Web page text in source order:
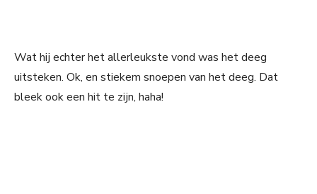
Wat hij echter het allerleukste vond was het deeg
uitsteken. Ok, en stiekem snoepen van het deeg. Dat
bleek ook een hit te zijn, haha!